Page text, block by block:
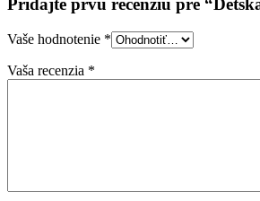
Pridajte prvú recenziu pre
Vaše hodnotenie *
Vaša recenzia *